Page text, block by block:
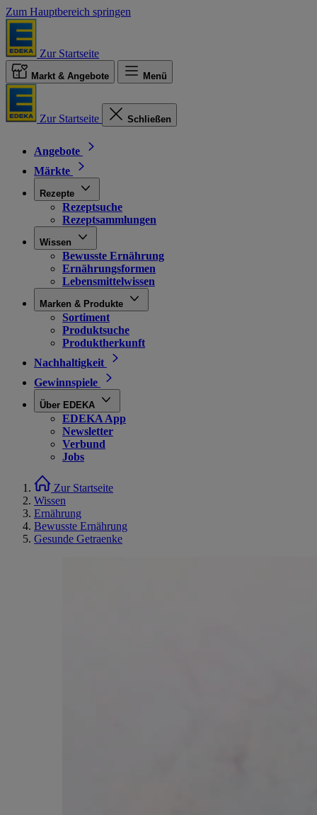
Zum Hauptbereich springen
Zur Startseite
Markt & Angebote Menü
Zur Startseite Schließen
Angebote
Märkte
Rezepte
Rezeptsuche
Rezeptsammlungen
Wissen
Bewusste Ernährung
Ernährungsformen
Lebensmittelwissen
Marken & Produkte
Sortiment
Produktsuche
Produktherkunft
Nachhaltigkeit
Gewinnspiele
Über EDEKA
EDEKA App
Newsletter
Verbund
Jobs
Zur Startseite
Wissen
Ernährung
Bewusste Ernährung
Gesunde Getraenke